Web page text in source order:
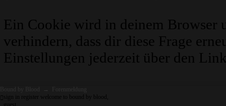
Ein Cookie wird in deinem Browser
verhindern, dass dir diese Frage
Einstellungen jederzeit über den
Bound by Blood →
Forenmeldung
sign in register welcome to bound by blood,
guest